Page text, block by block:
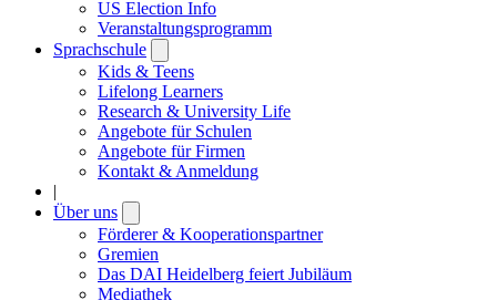
US Election Info
Veranstaltungsprogramm
Sprachschule
submenu
Kids & Teens
Lifelong Learners
Research & University Life
Angebote für Schulen
Angebote für Firmen
Kontakt & Anmeldung
|
Über uns
submenu
Förderer & Kooperationspartner
Gremien
Das DAI Heidelberg feiert Jubiläum
Mediathek